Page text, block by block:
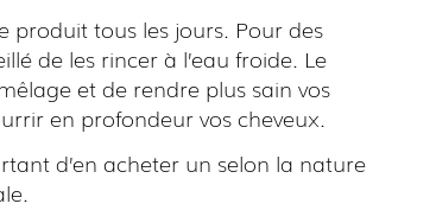
produit tous les jours. Pour des
de les rincer à l’eau froide. Le
et de rendre plus sain vos
en profondeur vos cheveux.
d’en acheter un selon la nature